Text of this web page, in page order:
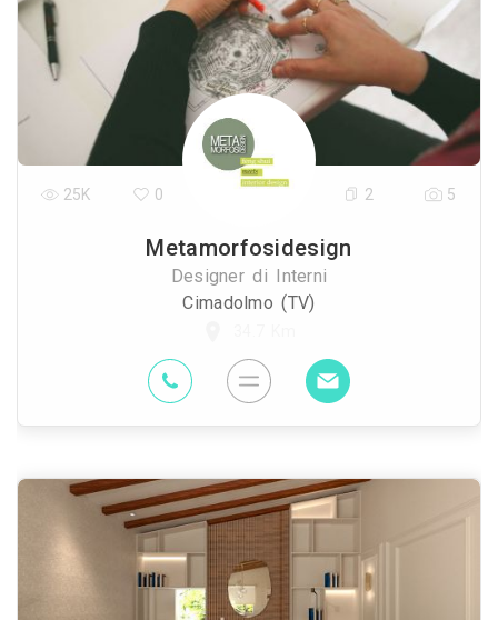
Metamorfosidesign
Designer di Interni
Cimadolmo (TV)
25K 0 2 5